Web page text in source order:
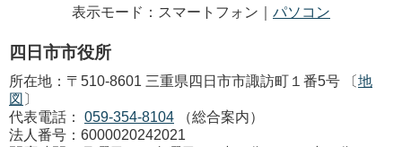
表示モード：スマートフォン｜ パソコン
四日市市役所
所在地：〒510-8601 三重県四日市市諏訪町１番5号 〔地
図 〕
代表電話：
059-354-8104
（総合案内）
法人番号：6000020242021